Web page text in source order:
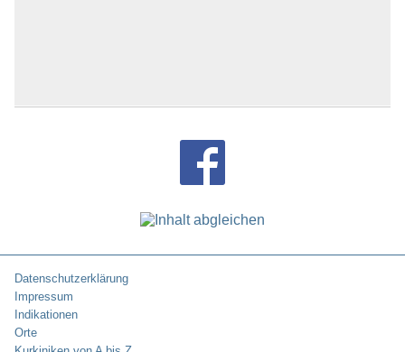
Datenschutzerklärung
Impressum
Indikationen
Orte